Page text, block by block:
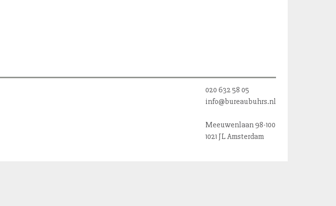
020 632 58 05
info@bureaubuhrs.nl
Meeuwenlaan 98-100
1021 JL Amsterdam